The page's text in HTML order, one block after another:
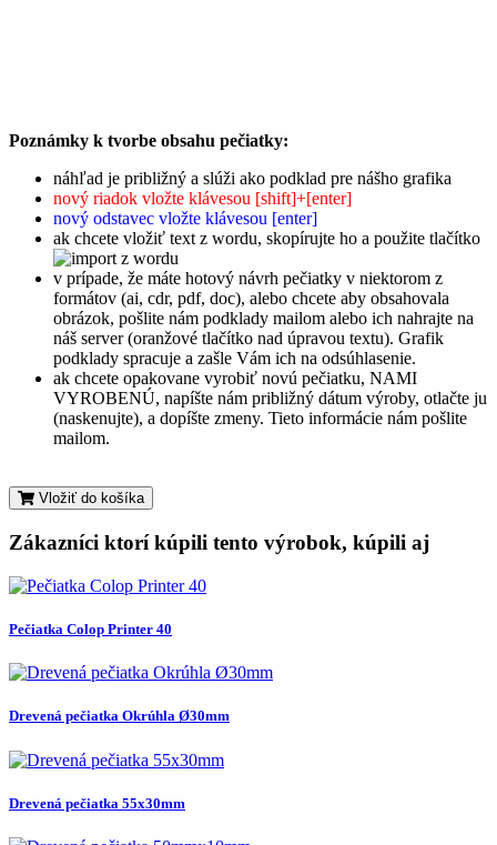
Poznámky k tvorbe obsahu pečiatky:
náhľad je približný a slúži ako podklad pre nášho grafika
nový riadok vložte klávesou [shift]+[enter]
nový odstavec vložte klávesou [enter]
ak chcete vložiť text z wordu, skopírujte ho a použite tlačítko
v prípade, že máte hotový návrh pečiatky v niektorom z
formátov (ai, cdr, pdf, doc), alebo chcete aby obsahovala
obrázok, pošlite nám podklady mailom alebo ich nahrajte na
náš server (oranžové tlačítko nad úpravou textu). Grafik
podklady spracuje a zašle Vám ich na odsúhlasenie.
ak chcete opakovane vyrobiť novú pečiatku, NAMI
VYROBENÚ, napíšte nám približný dátum výroby, otlačte ju
(naskenujte), a dopíšte zmeny. Tieto informácie nám pošlite
mailom.
Vložiť do košíka
Zákazníci ktorí kúpili tento výrobok, kúpili aj
Pečiatka Colop Printer 40
Drevená pečiatka Okrúhla Ø30mm
Drevená pečiatka 55x30mm